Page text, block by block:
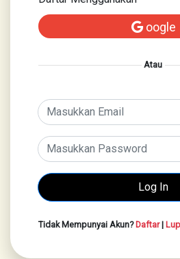
oogle
Atau
Tidak Mempunyai Akun?Daftar|